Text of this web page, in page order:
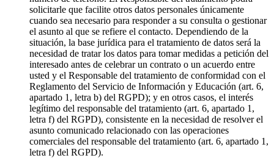
solicitarle que facilite otros datos personales únicamente
cuando sea necesario para responder a su consulta o gestionar
el asunto al que se refiere el contacto. Dependiendo de la
situación, la base jurídica para el tratamiento de datos será la
necesidad de tratar los datos para tomar medidas a petición del
interesado antes de celebrar un contrato o un acuerdo entre
usted y el Responsable del tratamiento de conformidad con el
Reglamento del Servicio de Información y Educación (art. 6,
apartado 1, letra b) del RGPD); y en otros casos, el interés
legítimo del responsable del tratamiento (art. 6, apartado 1,
letra f) del RGPD), consistente en la necesidad de resolver el
asunto comunicado relacionado con las operaciones
comerciales del responsable del tratamiento (art. 6, apartado 1,
letra f) del RGPD).